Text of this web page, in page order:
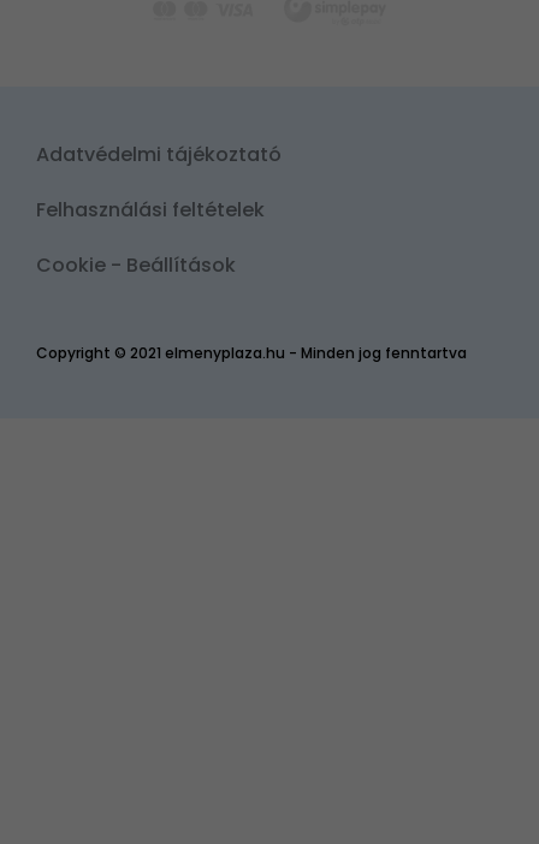
Copyright © 2021 elmenyplaza.hu - Minden jog fenntartva
Adatvédelmi tájékoztató
Felhasználási feltételek
Cookie - Beállítások